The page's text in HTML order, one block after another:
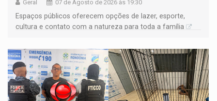
Geral 07 de Agosto de 2026 às 19:30
Espaços públicos oferecem opções de lazer, esporte,
cultura e contato com a natureza para toda a família